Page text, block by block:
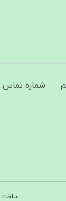
شماره تماس:
ساخت